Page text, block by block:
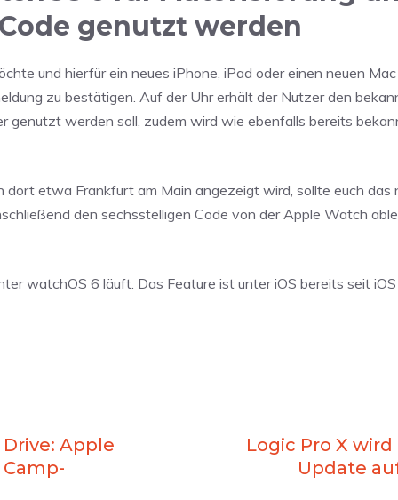
genutzt werden
und hierfür ein neues iPhone, iPad oder einen neuen
zu bestätigen. Auf der Uhr erhält der Nutzer den
genutzt werden soll, zudem wird wie ebenfalls bereits
etwa Frankfurt am Main angezeigt wird, sollte euch das
den sechsstelligen Code von der Apple Watch
watchOS 6 läuft. Das Feature ist unter iOS bereits seit
Apple
Logic Pro X
Update